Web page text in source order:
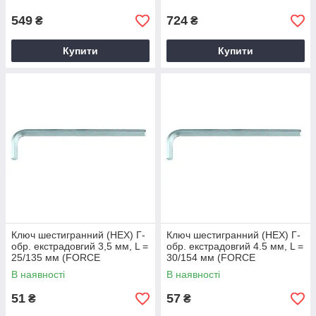
549 ₴
Купити
724 ₴
Купити
Ключ шестигранний (HEX) Г-
обр. екстрадовгий 3,5 мм, L =
25/135 мм (FORCE
764035XL)
В наявності
51 ₴
Ключ шестигранний (HEX) Г-
обр. екстрадовгий 4.5 мм, L =
30/154 мм (FORCE
764045XL)
В наявності
57 ₴